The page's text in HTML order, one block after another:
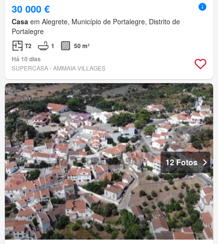
30 000 €
Casa em Alegrete, Município de Portalegre, Distrito de
Portalegre
T2 1
50 m²
Há 10 dias
SUPERCASA - AMMAIA VILLAGES
12 Fotos